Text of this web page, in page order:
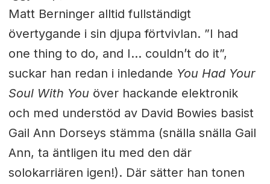
Matt Berninger alltid fullständigt
övertygande i sin djupa förtvivlan. ”I had
one thing to do, and I... couldn’t do it”,
suckar han redan i inledande You Had Your
Soul With You över hackande elektronik
och med understöd av David Bowies basist
Gail Ann Dorseys stämma (snälla snälla Gail
Ann, ta äntligen itu med den där
solokarriären igen!). Där sätter han tonen